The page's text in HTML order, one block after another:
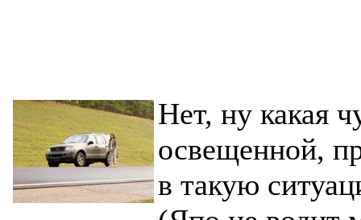
Нет, ну какая
освещенной,
в такую